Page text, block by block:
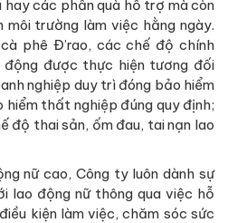
các phần quà hỗ trợ mà còn
trường làm việc hằng ngày.
phê Đ’rao, các chế độ chính
động được thực hiện tương đối
nghiệp duy trì đóng bảo hiểm
thất nghiệp đúng quy định;
độ thai sản, ốm đau, tai nạn lao
nữ cao, Công ty luôn dành sự
lao động nữ thông qua việc hỗ
kiện làm việc, chăm sóc sức